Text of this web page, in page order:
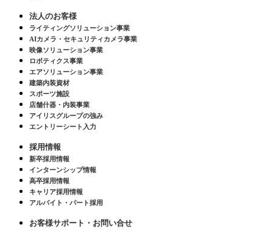
法人のお客様
ライティングソリューション事業
AIカメラ・セキュリティカメラ事業
映像ソリューション事業
ロボティクス事業
エアソリューション事業
建築内装資材
スポーツ施設
店舗什器・内装事業
アイリスグループの強み
エントリーシート入力
採用情報
新卒採用情報
インターンシップ情報
高卒採用情報
キャリア採用情報
アルバイト・パート採用
お客様サポート・お問い合せ